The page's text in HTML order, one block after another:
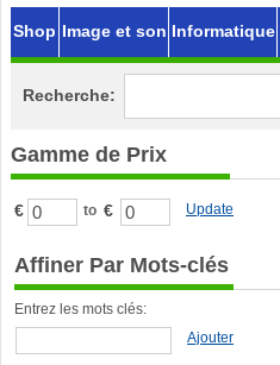
Shop Image et son Informatique
Recherche:
Gamme de Prix
€ to € Update
Affiner Par Mots-clés
Entrez les mots clés:
Ajouter